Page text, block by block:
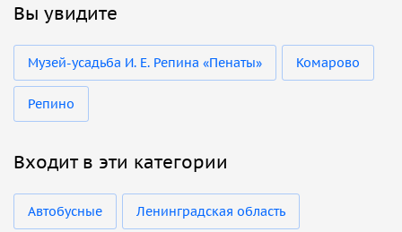
Вы увидите
Музей-усадьба И. Е. Репина «Пенаты» Комарово
Репино
Входит в эти категории
Автобусные Ленинградская область